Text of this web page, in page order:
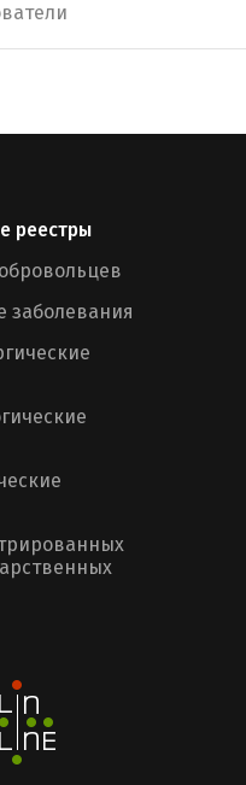
реестры
заболевания